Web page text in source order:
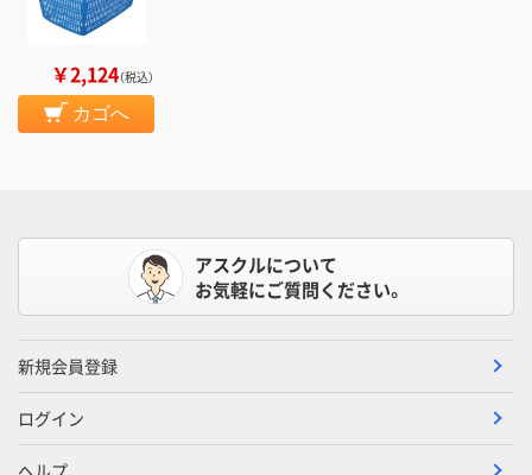
￥2,124（税込）
カゴへ
アスクルについて
お気軽にご質問ください。
新規会員登録
ログイン
ヘルプ